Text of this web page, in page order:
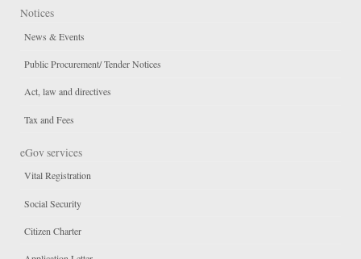
Notices
News & Events
Public Procurement/ Tender Notices
Act, law and directives
Tax and Fees
eGov services
Vital Registration
Social Security
Citizen Charter